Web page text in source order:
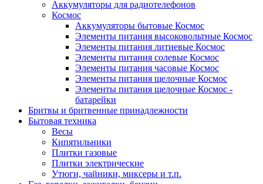
Аккумуляторы для радиотелефонов
Космос
Аккумуляторы бытовые Космос
Элементы питания высоковольтные Космос
Элементы питания литиевые Космос
Элементы питания солевые Космос
Элементы питания часовые Космос
Элементы питания щелочные Космос
Элементы питания щелочные Космос -
батарейки
Бритвы и бритвенные принадлежности
Бытовая техника
Весы
Кипятильники
Плитки газовые
Плитки электрические
Утюги, чайники, миксеры и т.п.